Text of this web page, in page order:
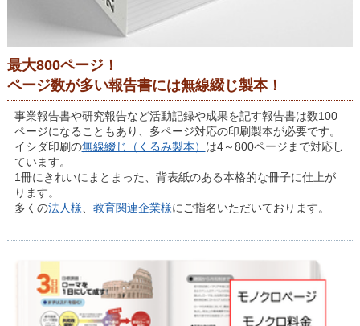
最大800ページ！
ページ数が多い報告書には無線綴じ製本！
事業報告書や研究報告など活動記録や成果を記す報告書は数100
ページになることもあり、多ページ対応の印刷製本が必要です。
イシダ印刷の無線綴じ（くるみ製本） は4～800ページまで対応し
ています。
1冊にきれいにまとまった、背表紙のある本格的な冊子に仕上が
ります。
多くの法人様、 教育関連企業様にご指名いただいております。